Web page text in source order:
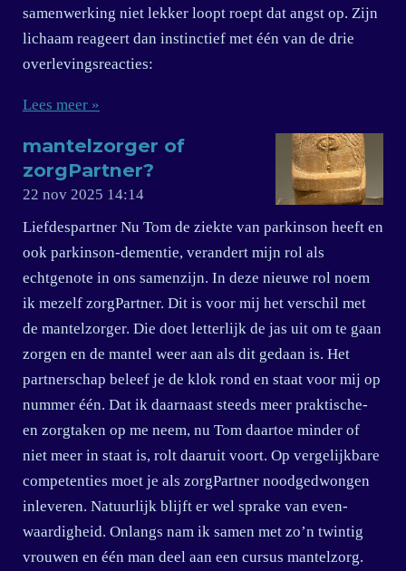
samenwerking niet lekker loopt roept dat angst op. Zijn
lichaam reageert dan instinctief met één van de drie
overlevingsreacties:
Lees meer »
mantelzorger of
zorgPartner?
22 nov 2025 14:14
Liefdespartner Nu Tom de ziekte van parkinson heeft en
ook parkinson-dementie, verandert mijn rol als
echtgenote in ons samenzijn. In deze nieuwe rol noem
ik mezelf zorgPartner. Dit is voor mij het verschil met
de mantelzorger. Die doet letterlijk de jas uit om te gaan
zorgen en de mantel weer aan als dit gedaan is. Het
partnerschap beleef je de klok rond en staat voor mij op
nummer één. Dat ik daarnaast steeds meer praktische-
en zorgtaken op me neem, nu Tom daartoe minder of
niet meer in staat is, rolt daaruit voort. Op vergelijkbare
competenties moet je als zorgPartner noodgedwongen
inleveren. Natuurlijk blijft er wel sprake van even-
waardigheid. Onlangs nam ik samen met zo’n twintig
vrouwen en één man deel aan een cursus mantelzorg.